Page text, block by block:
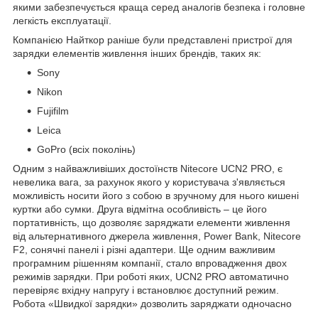
якими забезпечується краща серед аналогів безпека і головне
легкість експлуатації.
Компанією Найткор раніше були представлені пристрої для
зарядки елементів живлення інших брендів, таких як:
Sony
Nikon
Fujifilm
Leica
GoPro (всіх поколінь)
Одним з найважливіших достоїнств Nitecore UCN2 PRO, є
невелика вага, за рахунок якого у користувача з'являється
можливість носити його з собою в зручному для нього кишені
куртки або сумки. Друга відмітна особливість – це його
портативність, що дозволяє заряджати елементи живлення
від альтернативного джерела живлення, Power Bank, Nitecore
F2, сонячні панелі і різні адаптери. Ще одним важливим
програмним рішенням компанії, стало впровадження двох
режимів зарядки. При роботі яких, UCN2 PRO автоматично
перевіряє вхідну напругу і встановлює доступний режим.
Робота «Швидкої зарядки» дозволить заряджати одночасно